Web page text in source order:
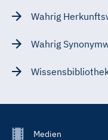
Wahrig
Wahrig
FooterMedien